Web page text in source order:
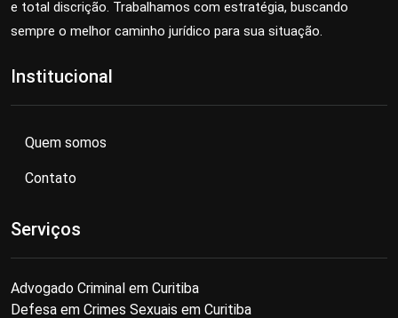
e total discrição. Trabalhamos com estratégia, buscando
sempre o melhor caminho jurídico para sua situação.
Institucional
Quem somos
Contato
Serviços
Advogado Criminal em Curitiba
Defesa em Crimes Sexuais em Curitiba